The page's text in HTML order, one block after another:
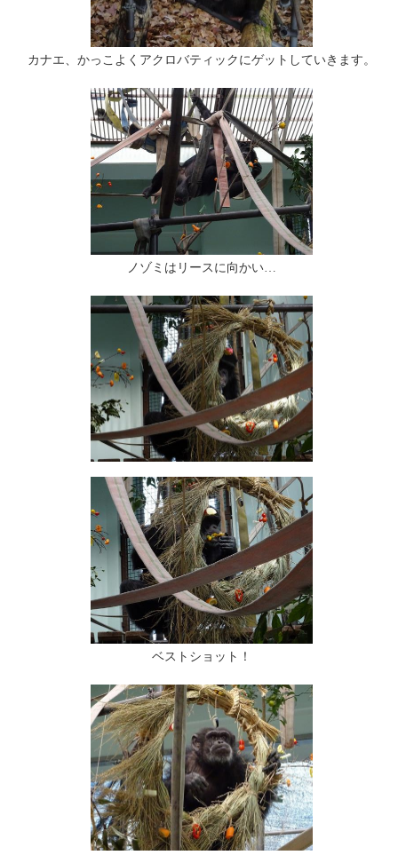
カナエ、かっこよくアクロバティックにゲットしていきます。
ノゾミはリースに向かい…
ベストショット！